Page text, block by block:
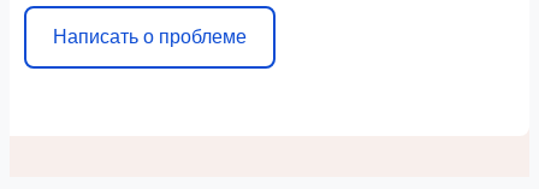
Написать о проблеме